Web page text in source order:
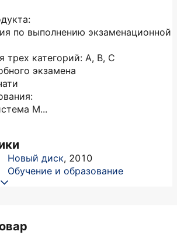
по выполнению экзаменационной
трех категорий: A, B, C
экзамена
M...
Новый диск, 2010
Обучение и образование